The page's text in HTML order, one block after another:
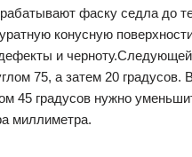
фаску седла до
конусную
и
75, а затем 20 градусов.
45 градусов нужно
миллиметра.